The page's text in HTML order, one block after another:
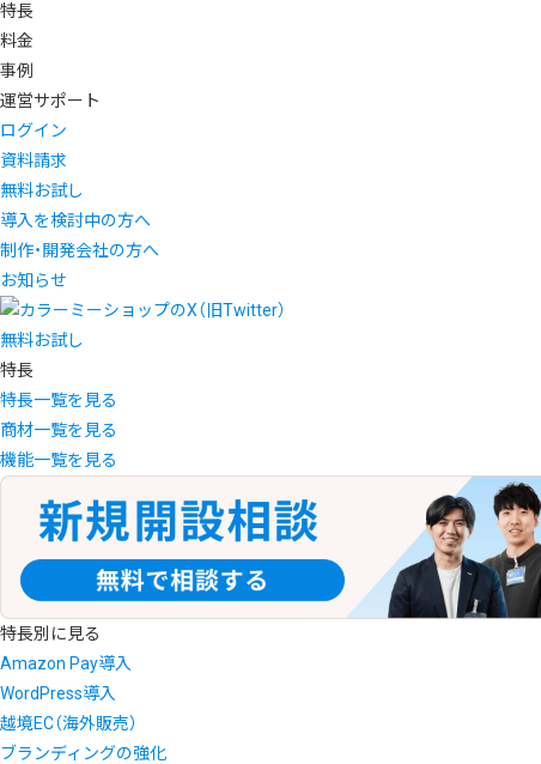
特長
料金
事例
運営サポート
ログイン
資料請求
無料お試し
導入を検討中の方へ
制作・開発会社の方へ
お知らせ
無料お試し
特長
特長一覧を見る
商材一覧を見る
機能一覧を見る
特長別に見る
Amazon Pay導入
WordPress導入
越境EC（海外販売）
ブランディングの強化